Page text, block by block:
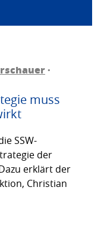
·
muss
SSW-
der
erklärt der
Christian